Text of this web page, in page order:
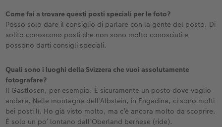
Come fai a trovare questi posti speciali per le foto?
Posso solo dare il consiglio di parlare con la gente del posto. Di
solito conoscono posti che non sono molto conosciuti e
possono darti consigli speciali.
Quali sono i luoghi della Svizzera che vuoi assolutamente
fotografare?
Il Gastlosen, per esempio. È sicuramente un posto dove voglio
andare. Nelle montagne dell’Albstein, in Engadina, ci sono molti
bei posti lì. Ho già visto molto, ma c’è ancora molto da scoprire.
È solo un po’ lontano dall’Oberland bernese (ride).